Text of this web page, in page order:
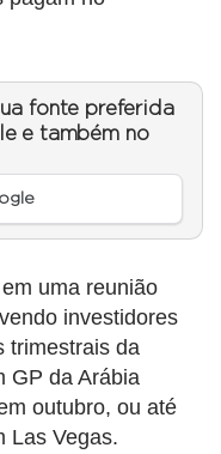
fonte preferida
e também no
uma reunião
investidores
trimestrais da
GP da Arábia
outubro, ou até
Las Vegas.